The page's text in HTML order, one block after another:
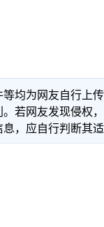
均为网友自行上
若网友发现侵权
，应自行判断其